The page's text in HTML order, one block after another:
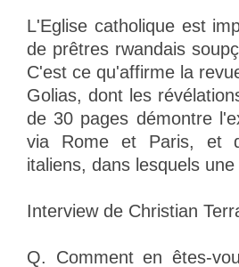
L'Eglise catholique est
de prêtres rwandais
C'est ce qu'affirme la
Golias, dont les
de 30 pages démontre
via Rome et Paris, et
italiens, dans lesquels
Interview de Christian
Q. Comment en êtes-